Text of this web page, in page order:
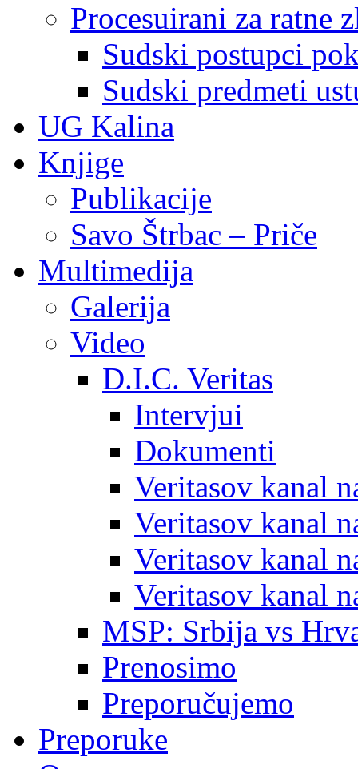
Procesuirani za ratne
Sudski postupci
Sudski predmeti
UG Kalina
Knjige
Publikacije
Savo Štrbac – Priče
Multimedija
Galerija
Video
D.I.C. Veritas
Intervjui
Dokumenti
Veritasov kanal
Veritasov kanal
Veritasov kanal
Veritasov kanal
MSP: Srbija vs
Prenosimo
Preporučujemo
Preporuke